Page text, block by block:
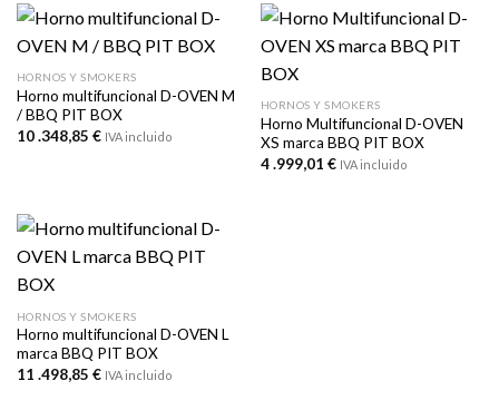
HORNOS Y SMOKERS
Horno multifuncional D-OVEN M
/ BBQ PIT BOX
10 .348,85 € IVA incluido
HORNOS Y SMOKERS
Horno Multifuncional D-OVEN
XS marca BBQ PIT BOX
4 .999,01 € IVA incluido
HORNOS Y SMOKERS
Horno multifuncional D-OVEN L
marca BBQ PIT BOX
11 .498,85 € IVA incluido